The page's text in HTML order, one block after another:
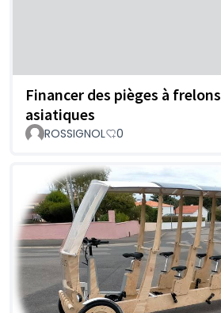
Financer des pièges à frelons
asiatiques
ROSSIGNOL 0